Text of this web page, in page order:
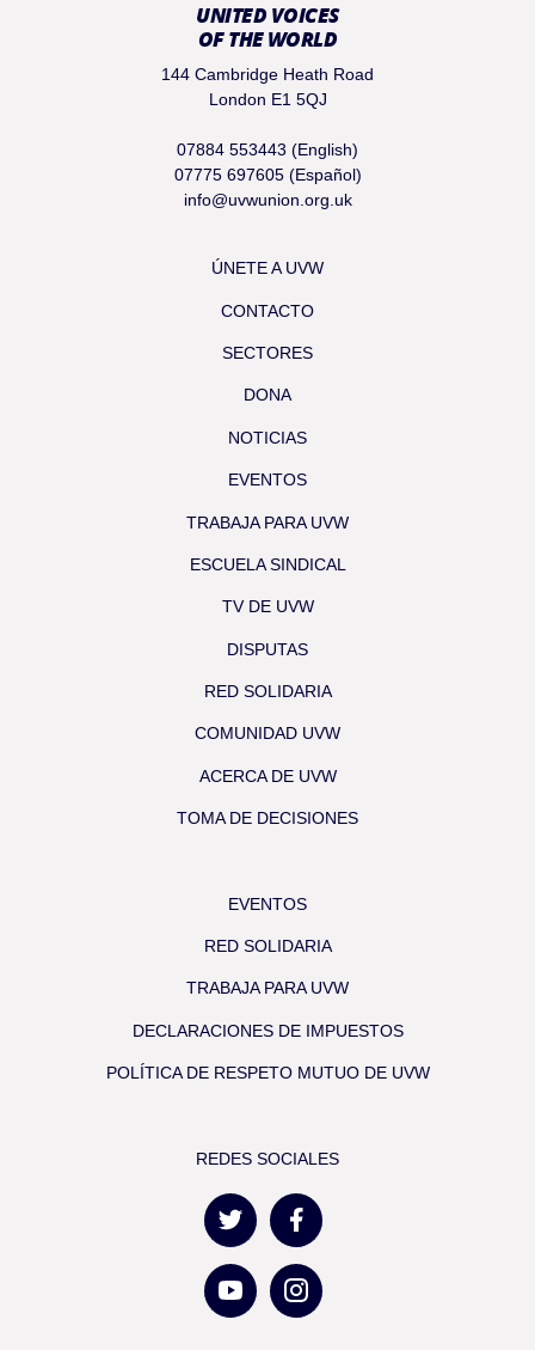
UNITED VOICES
OF THE WORLD
144 Cambridge Heath Road
London E1 5QJ
07884 553443 (English)
07775 697605 (Español)
info@uvwunion.org.uk
ÚNETE A UVW
CONTACTO
SECTORES
DONA
NOTICIAS
EVENTOS
TRABAJA PARA UVW
ESCUELA SINDICAL
TV DE UVW
DISPUTAS
RED SOLIDARIA
COMUNIDAD UVW
ACERCA DE UVW
TOMA DE DECISIONES
EVENTOS
RED SOLIDARIA
TRABAJA PARA UVW
DECLARACIONES DE IMPUESTOS
POLÍTICA DE RESPETO MUTUO DE UVW
REDES SOCIALES